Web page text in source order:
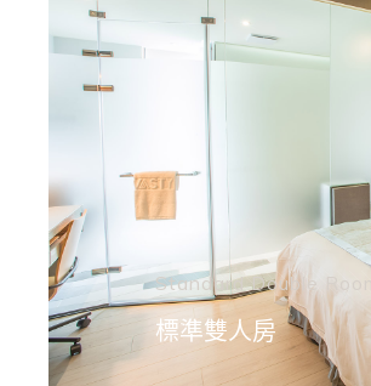
Standard Double Room
標準雙人房